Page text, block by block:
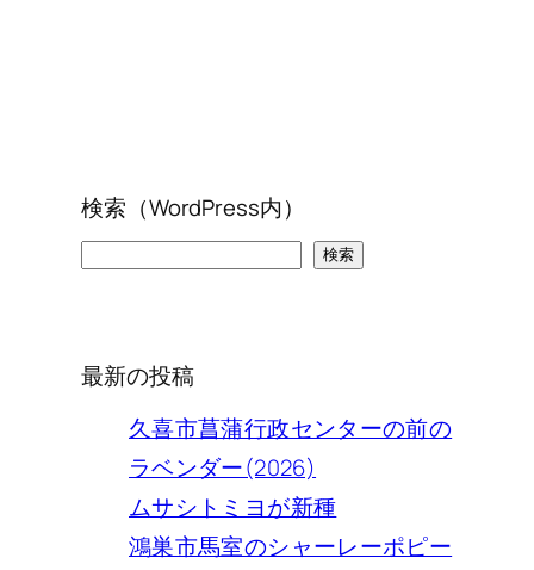
検索（WordPress内）
検索
最新の投稿
久喜市菖蒲行政センターの前の
ラベンダー(2026)
ムサシトミヨが新種
鴻巣市馬室のシャーレーポピー